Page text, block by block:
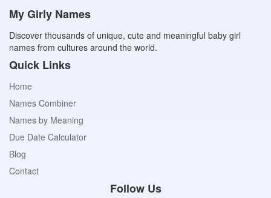
My Girly Names
Discover thousands of unique, cute and meaningful baby girl
names from cultures around the world.
Quick Links
Home
Names Combiner
Names by Meaning
Due Date Calculator
Blog
Contact
Follow Us